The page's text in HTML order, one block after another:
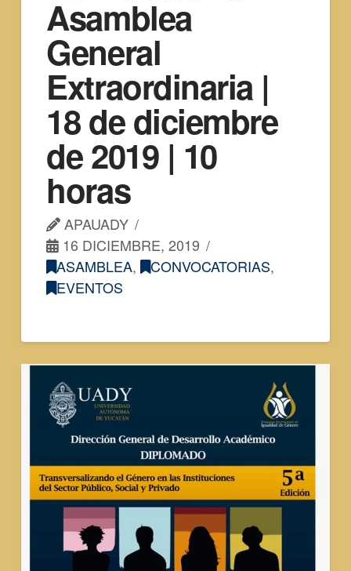
Asamblea
General
Extraordinaria |
18 de diciembre
de 2019 | 10
horas
APAUADY
16 DICIEMBRE, 2019
ASAMBLEA, CONVOCATORIAS,
EVENTOS